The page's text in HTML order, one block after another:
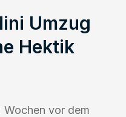
Umzug
Hektik
Wochen vor dem